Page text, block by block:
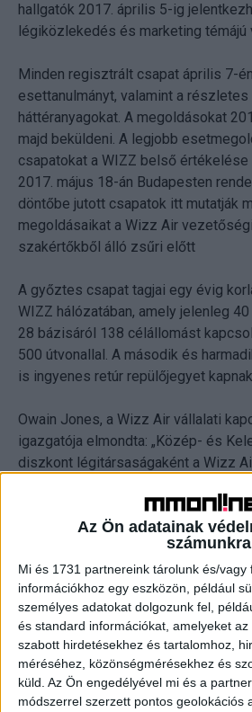
Az Ön adatainak
számunkra
Mi és 1731 partnereink tárolunk és/vagy
információkhoz egy eszközön, például
személyes adatokat dolgozunk fel,
és standard információkat, amelyeket
szabott hirdetésekhez és tartalomhoz,
méréséhez, közönségmérésekhez és
küld. Az Ön engedélyével mi és a
módszerrel szerzett pontos geolokációs
hallgatók 2017. április 5-ig
légiközlekedés és marketing témájú
Minden regisztrált csapat április 7-
esettanulmányt, valamint a
háttéranyagokat. A megoldásokat
majd beküldeni. A legjobb
csapatokat a WIZZ belső értékelése
2017. május 18-án Budapesten
döntőbe jutott csapatok itt mutatják
megoldásaikat a Wizz Air
szakértőkből álló zsűri előtt
A győztes csapat tagjai egy évig
WIZZ hálózatában, amely jelenleg
28 bázisáról 138 célállomást
500 útvonallal. A második és
is ingyenes retúr repülőjegyet
Owain Jones, a Wizz Air vállalati
igazgatója elmondta: „Közép- és
diszkont légitársaságaként a Wizz
legyen az a kiváló minőségű légi
viteldíjakon vagy a tehetséges,
csapattagjaink számára biztosított
karrierjüket Európa egyik
légitársaságánál építsék. Ezért
Youth Challenge versenyt, amely
következő generációjának arra, hogy
képességeiket és tudásukat,
tapasztalatot szereznek és iparági
találkozhatnak, tőlük kaphatnak